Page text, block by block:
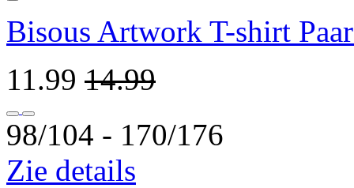
Bisous Artwork T-shirt
11.99 14.99
98/104 ‐ 170/176
Zie details